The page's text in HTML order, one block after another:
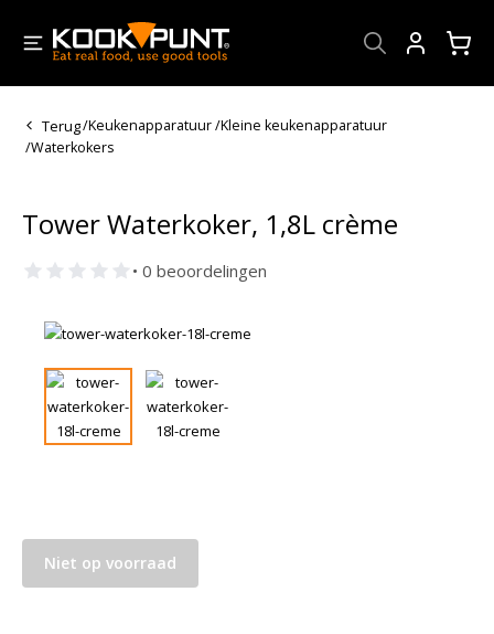
Terug/Keukenapparatuur/Kleine keukenapparatuur
/Waterkokers
Tower Waterkoker, 1,8L crème
• 0 beoordelingen
Niet op voorraad